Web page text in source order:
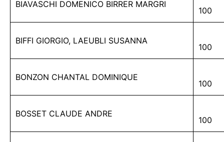
BIAVASCHI DOMENICO BIRRER MARGRI
100
BIFFI GIORGIO, LAEUBLI SUSANNA
100
BONZON CHANTAL DOMINIQUE
100
BOSSET CLAUDE ANDRE
100